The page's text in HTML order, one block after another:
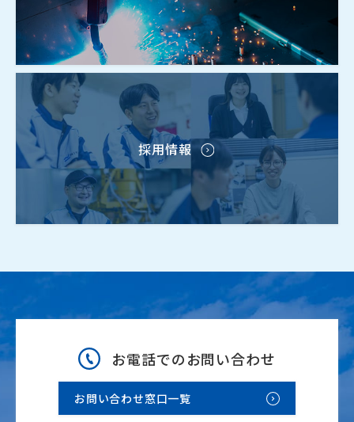
採用情報
お電話でのお問い合わせ
お問い合わせ窓口一覧